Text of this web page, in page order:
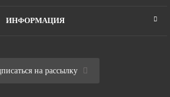
ИНФОРМАЦИЯ
на рассылку